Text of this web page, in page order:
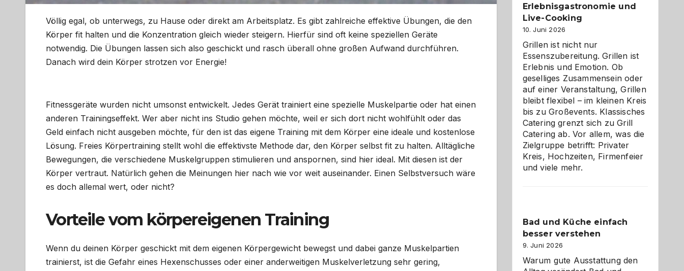
Völlig egal, ob unterwegs, zu Hause oder direkt am Arbeitsplatz. Es gibt zahlreiche effektive Übungen, die den
Körper fit halten und die Konzentration gleich wieder steigern. Hierfür sind oft keine speziellen Geräte
notwendig. Die Übungen lassen sich also geschickt und rasch überall ohne großen Aufwand durchführen.
Danach wird dein Körper strotzen vor Energie!
Fitnessgeräte wurden nicht umsonst entwickelt. Jedes Gerät trainiert eine spezielle Muskelpartie oder hat einen
anderen Trainingseffekt. Wer aber nicht ins Studio gehen möchte, weil er sich dort nicht wohlfühlt oder das
Geld einfach nicht ausgeben möchte, für den ist das eigene Training mit dem Körper eine ideale und kostenlose
Lösung. Freies Körpertraining stellt wohl die effektivste Methode dar, den Körper selbst fit zu halten. Alltägliche
Bewegungen, die verschiedene Muskelgruppen stimulieren und anspornen, sind hier ideal. Mit diesen ist der
Körper vertraut. Natürlich gehen die Meinungen hier nach wie vor weit auseinander. Einen Selbstversuch wäre
es doch allemal wert, oder nicht?
Vorteile vom körpereigenen Training
Wenn du deinen Körper geschickt mit dem eigenen Körpergewicht bewegst und dabei ganze Muskelpartien
trainierst, ist die Gefahr eines Hexenschusses oder einer anderweitigen Muskelverletzung sehr gering,
Erlebnisgastronomie und
Live-Cooking
10. Juni 2026
Grillen ist nicht nur
Essenszubereitung. Grillen ist
Erlebnis und Emotion. Ob
geselliges Zusammensein oder
auf einer Veranstaltung, Grillen
bleibt flexibel – im kleinen Kreis
bis zu Großevents. Klassisches
Catering grenzt sich zu Grill
Catering ab. Vor allem, was die
Zielgruppe betrifft: Privater
Kreis, Hochzeiten, Firmenfeier
und viele mehr.
Bad und Küche einfach
besser verstehen
9. Juni 2026
Warum gute Ausstattung den